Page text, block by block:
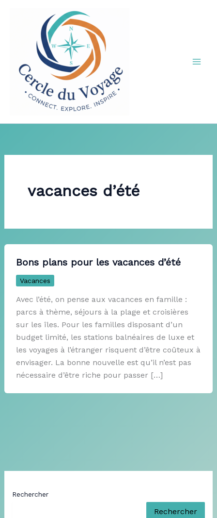
vacances d’été
Bons plans pour les vacances d’été
Vacances
Avec l’été, on pense aux vacances en famille :
parcs à thème, séjours à la plage et croisières
sur les îles. Pour les familles disposant d’un
budget limité, les stations balnéaires de luxe et
les voyages à l’étranger risquent d’être coûteux à
envisager. La bonne nouvelle est qu’il n’est pas
nécessaire d’être riche pour passer […]
Rechercher
Rechercher